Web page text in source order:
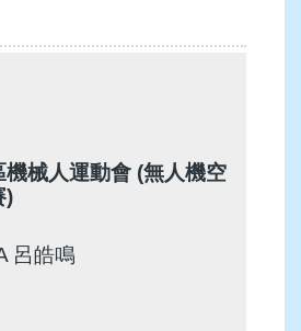
械人運動會 (無人機空
)
呂皓鳴